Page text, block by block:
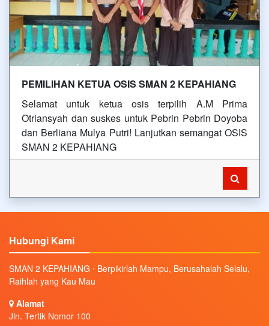
PEMILIHAN KETUA OSIS SMAN 2 KEPAHIANG
Selamat untuk ketua osis terpilih A.M Prima
Otriansyah dan suskes untuk Pebrin Pebrin Doyoba
dan Berliana Mulya Putri! Lanjutkan semangat OSIS
SMAN 2 KEPAHIANG
Hubungi Kami
SMAN 2 KEPAHIANG ⋅ Berpikirlah Mampu, Berusahalah Selalu,
Raihlah yang Kau Mau
Alamat
Jln. Tertik Nomor 100